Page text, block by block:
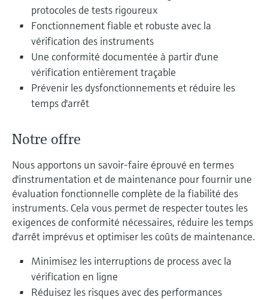
l'application
Device Viewer
Trouver des informations et de la
Recherche de pièces détachées
Trouvez la bonne pièce de rechange en
accédez aux données spécifiques, vues
éclatées et notices de montage des appareils
Mesure du niveau par barrière à
micro-ondes
Mesure du niveau par la pression
Voir tous
Analyseurs de dureté, fer, etc.
Photomètres de process
Mesure par transmission de micro-
ondes
décisionnels
protocoles de tests rigoureux
Fonctionnement fiable et robuste avec la
vérification des instruments
Une conformité documentée à partir d'une
vérification entièrement traçable
Prévenir les dysfonctionnements et réduire les
temps d'arrêt
Notre offre
Nous apportons un savoir-faire éprouvé en termes
d'instrumentation et de maintenance pour fournir une
évaluation fonctionnelle complète de la fiabilité des
instruments. Cela vous permet de respecter toutes les
exigences de conformité nécessaires, réduire les temps
d'arrêt imprévus et optimiser les coûts de maintenance.
Minimisez les interruptions de process avec la
vérification en ligne
Réduisez les risques avec des performances